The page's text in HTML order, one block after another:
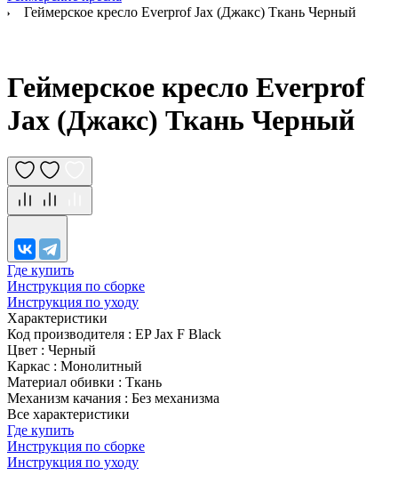
Геймерское кресло Everprof Jax (Джакс) Ткань Черный
Геймерское кресло Everprof
Jax (Джакс) Ткань Черный
Где купить
Инструкция по сборке
Инструкция по уходу
Характеристики
Код производителя : EP Jax F Black
Цвет : Черный
Каркас : Монолитный
Материал обивки : Ткань
Механизм качания : Без механизма
Все характеристики
Где купить
Инструкция по сборке
Инструкция по уходу